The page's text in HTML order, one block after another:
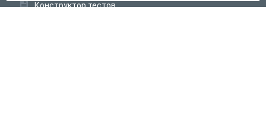
Конструктор тестов